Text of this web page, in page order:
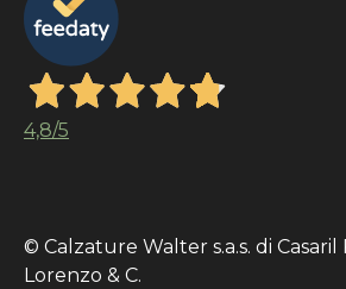
4,8/5
© Calzature Walter s.a.s. di Casaril
Lorenzo & C.